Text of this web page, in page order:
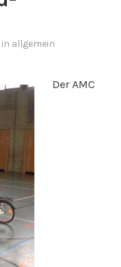
allgemein
Der AMC